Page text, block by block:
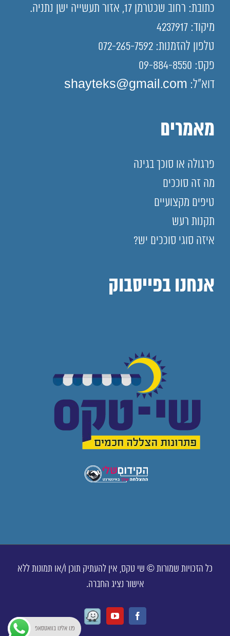
כתובת: רחוב שכטרמן 17, אזור תעשייה ישן נתניה.
מיקוד: 4237917
טלפון להזמנות: 072-265-7592
פקס: 09-884-8550
דוא"ל: shayteks@gmail.com
מאמרים
פרגולה או סוכך בגינה
מה זה סוככים
טיפים מקצועיים
תקנות רעש
איזה סוגי סוככים יש?
אנחנו בפייסבוק
כל הזכויות שמורות © שי טקס, אין להעתיק תוכן ו/או תמונות ללא
אישור נציג החברה.
Facebook
Youtube
Waze
פנו אלינו בוואטסאפ